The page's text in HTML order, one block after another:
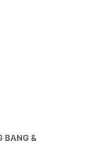
BANG &